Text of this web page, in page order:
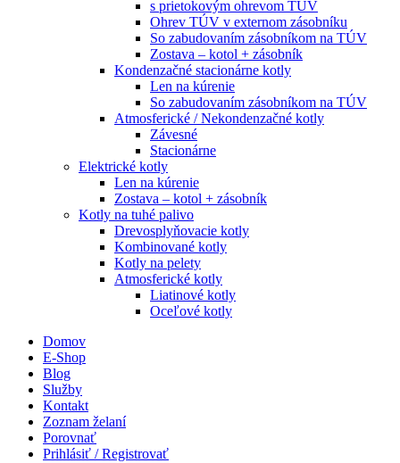
s prietokovým ohrevom TÚV
Ohrev TÚV v externom zásobníku
So zabudovaním zásobníkom na TÚV
Zostava – kotol + zásobník
Kondenzačné stacionárne kotly
Len na kúrenie
So zabudovaním zásobníkom na TÚV
Atmosferické / Nekondenzačné kotly
Závesné
Stacionárne
Elektrické kotly
Len na kúrenie
Zostava – kotol + zásobník
Kotly na tuhé palivo
Drevosplyňovacie kotly
Kombinované kotly
Kotly na pelety
Atmosferické kotly
Liatinové kotly
Oceľové kotly
Domov
E-Shop
Blog
Služby
Kontakt
Zoznam želaní
Porovnať
Prihlásiť / Registrovať